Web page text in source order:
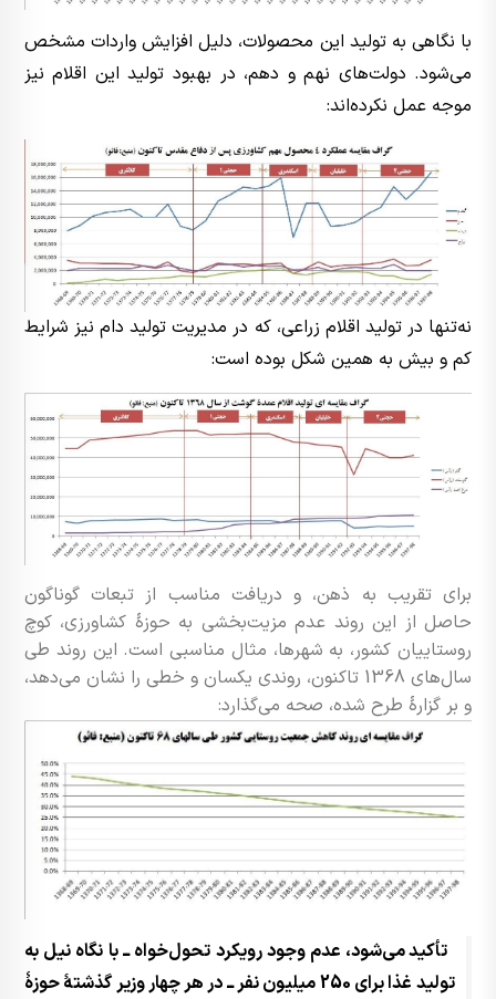
با نگاهی به تولید این محصولات، دلیل افزایش واردات مشخص
می‌شود. دولت‌های نهم و دهم، در بهبود تولید این اقلام نیز
موجه عمل نکرده‌اند:
نه‌تنها در تولید اقلام زراعی، که در مدیریت تولید دام نیز شرایط
کم و بیش به همین شکل بوده است:
برای تقریب به ذهن، و دریافت مناسب از تبعات گوناگون
حاصل از این روند عدم مزیت‌بخشی به حوزۀ کشاورزی، کوچ
روستاییان کشور، به شهرها، مثال مناسبی است. این روند طی
سال‌های 1368 تاکنون، روندی یکسان و خطی را نشان می‌دهد،
و بر گزارۀ طرح شده، صحه می‌گذارد:
تأکید می‌شود، عدم وجود رویکرد تحول‌خواه ــ با نگاه نیل به
تولید غذا برای 250 میلیون نفر ــ در هر چهار وزیر گذشتۀ حوزۀ